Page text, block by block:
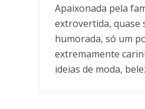
Apaixonada pela
extrovertida, quase
humorada, só um
extremamente
ideias de moda,